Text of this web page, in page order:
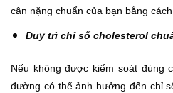
cân nặng chuẩn của bạn bằng
Duy trì chỉ số cholesterol
Nếu không được kiểm soát đúng
đường có thể ảnh hưởng đến chỉ